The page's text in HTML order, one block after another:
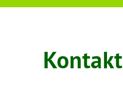
Kontakt